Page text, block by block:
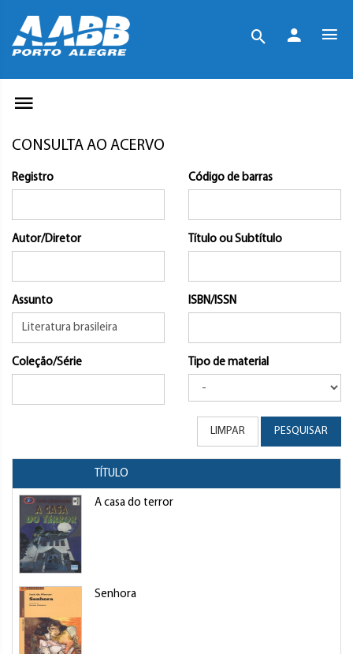
CONSULTA AO ACERVO
Registro Código de barras
Autor/Diretor Título ou Subtítulo
Assunto ISBN/ISSN
Coleção/Série Tipo de material
LIMPAR PESQUISAR
TÍTULO
A casa do terror
Senhora